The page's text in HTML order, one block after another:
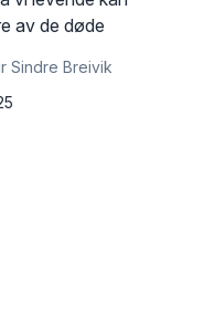
av de døde
Sindre Breivik